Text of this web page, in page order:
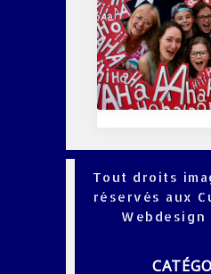
Tout droits
réservés aux
Webdesign